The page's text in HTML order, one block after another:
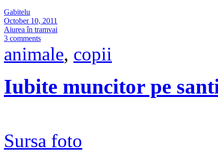
Gabitelu
October 10, 2011
Aiurea în tramvai
3 comments
animale, copii
Iubite muncitor pe
Sursa foto